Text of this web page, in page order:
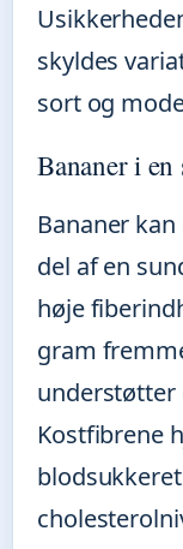
skyldes
sort og
Bananer i
Bananer
del af en
høje
gram
understøtter
Kostfibrene